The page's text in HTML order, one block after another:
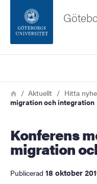
Sidfoten
Om webbplatsen
Länkstig
HemAktuellt Hitta
migration och integration
Konferens med fokus på
migration
Publicerad 18 oktober